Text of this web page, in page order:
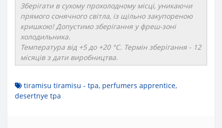
Зберігати в сухому прохолодному місці, уникаючи
прямого сонячного світла, із щільно закупореною
кришкою! Допустимо зберігання у фреш-зоні
холодильника.
Температура від +5 до +20 °C. Термін зберігання - 12
місяців з дати виробництва.
tiramisu tiramisu - tpa, perfumers apprentice,
desertnye tpa